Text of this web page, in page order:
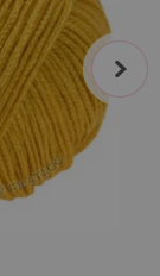
next